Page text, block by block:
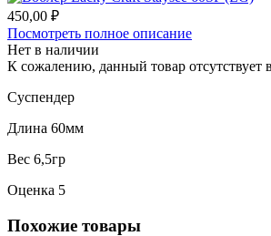
450,00 ₽
Посмотреть полное описание
Нет в наличии
К сожалению, данный товар отсутствует
Суспендер
Длина 60мм
Вес 6,5гр
Оценка 5
Похожие товары